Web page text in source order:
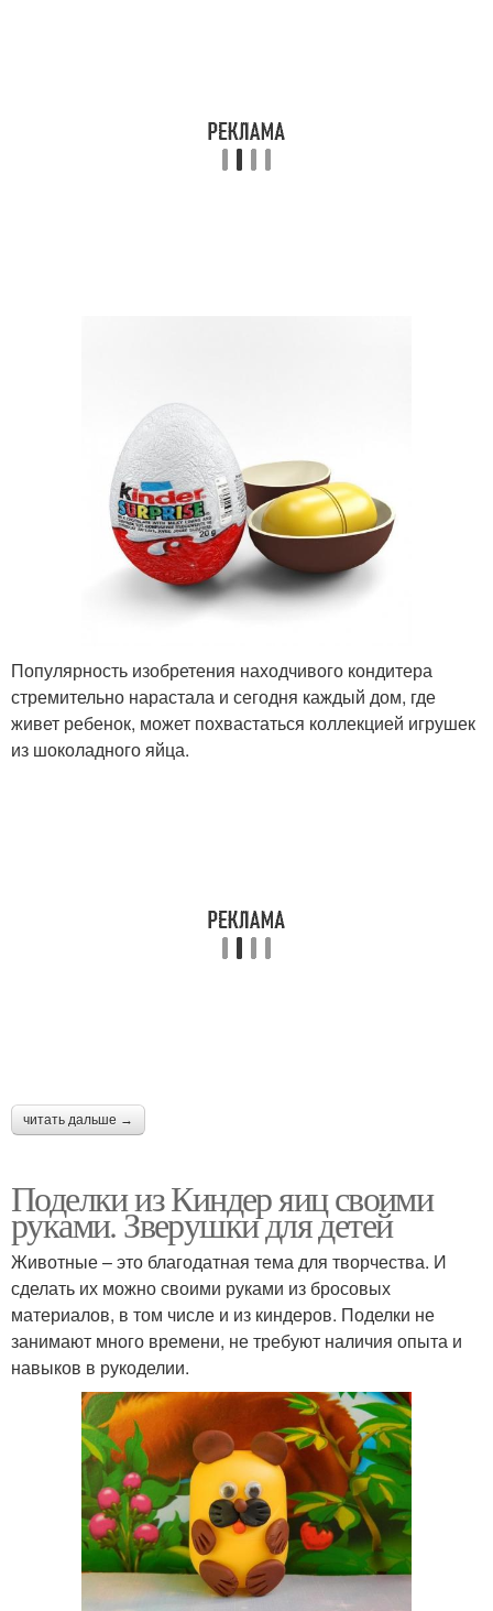
Поделки в садик
Года из фетра Поделки из бисера
Класс по поделке
Популярность изобретения находчивого кондитера
стремительно нарастала и сегодня каждый дом, где
живет ребенок, может похвастаться коллекцией игрушек
из шоколадного яйца.
читать дальше →
Поделки из Киндер яиц своими
руками. Зверушки для детей
Животные – это благодатная тема для творчества. И
сделать их можно своими руками из бросовых
материалов, в том числе и из киндеров. Поделки не
занимают много времени, не требуют наличия опыта и
навыков в рукоделии.